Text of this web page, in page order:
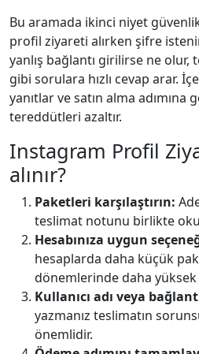
Bu aramada ikinci niyet
profil ziyareti alırken şifre
yanlış bağlantı girilirse ne
gibi sorulara hızlı cevap arar.
yanıtlar ve satın alma adımına
tereddütleri azaltır.
Instagram Profil
alınır?
Paketleri karşılaştırın:
teslimat notunu birlikte
Hesabınıza uygun
hesaplarda daha küçük
dönemlerinde daha
Kullanıcı adı veya
yazmanız teslimatın
önemlidir.